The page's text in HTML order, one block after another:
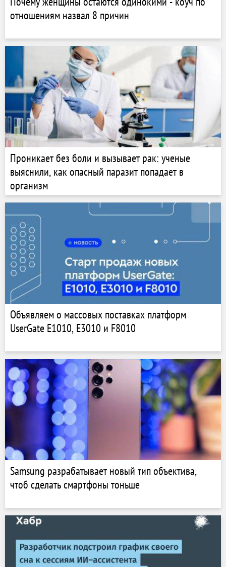
отношениям назвал 8 причин
Проникает без боли и вызывает рак: ученые
выяснили, как опасный паразит попадает в
организм
Объявляем о массовых поставках платформ
UserGate E1010, E3010 и F8010
Samsung разрабатывает новый тип объектива,
чтоб сделать смартфоны тоньше